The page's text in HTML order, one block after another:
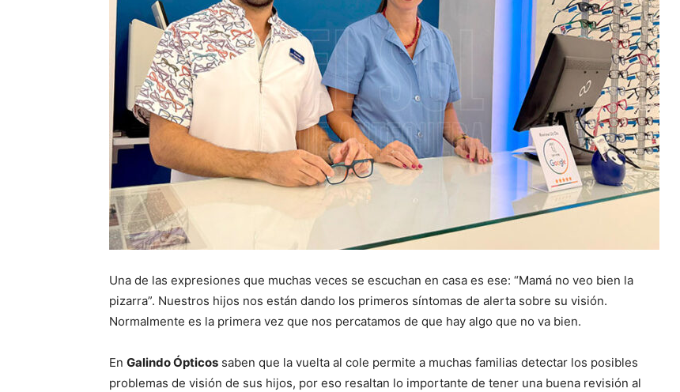
Una de las expresiones que muchas veces se escuchan en casa es ese: “Mamá no veo bien la
pizarra”. Nuestros hijos nos están dando los primeros síntomas de alerta sobre su visión.
Normalmente es la primera vez que nos percatamos de que hay algo que no va bien.
En Galindo Ópticos saben que la vuelta al cole permite a muchas familias detectar los posibles
problemas de visión de sus hijos, por eso resaltan lo importante de tener una buena revisión al